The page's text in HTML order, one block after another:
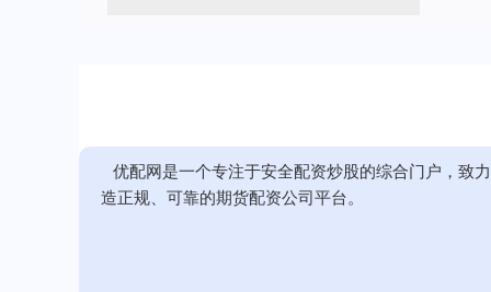
优配网是一个专注于安全配资炒股的综合门户，致
造正规、可靠的期货配资公司平台。